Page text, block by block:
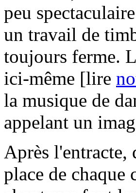
peu
un travail de
toujours ferme.
ici-même [lire
la musique de
appelant un
Après l'entracte,
place de chaque